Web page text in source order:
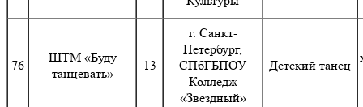
76
ШТМ «Буду
танцевать»
13
г. Санкт-
Петербург,
СПбГБПОУ
Колледж
«Звездный»
Детский танец